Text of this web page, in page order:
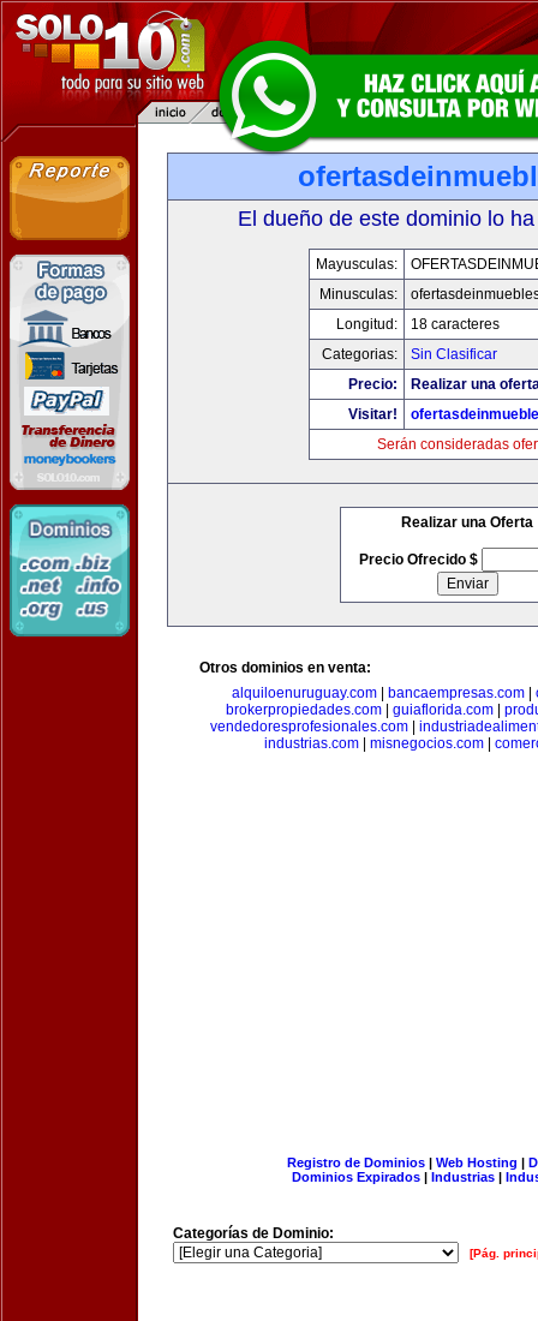
El dueño de este dominio lo
Mayusculas:
Minusculas:
Longitud:
18 caracteres
Categorias:
Sin Clasificar
Precio:
Realizar una
Visitar!
Serán consideradas
Realizar una Oferta
Precio Ofrecido $
Otros dominios en venta:
alquiloenuruguay.com| bancaempresas.com|
brokerpropiedades.com| guiaflorida.com|
vendedoresprofesionales.com|
industrias.com
misnegocios.com
Registro de Dominios| Web Hosting |
Dominios Expirados | Industrias |
Categorías de Dominio:
[Pág.